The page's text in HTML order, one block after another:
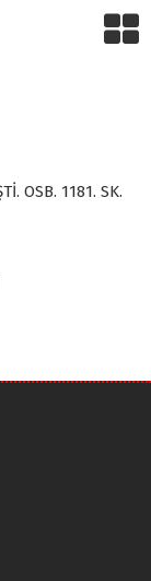
OSB. 1181. SK.